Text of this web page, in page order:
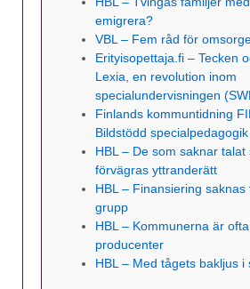
emigrera?
VBL – Fem råd för
Erityisopettaja.fi – Tecken
Lexia, en revolution inom
specialundervisningen
Finlands kommuntidning
Bildstödd
HBL – De som saknar talat
förvägras yttranderätt
HBL – Finansiering saknas
grupp
HBL – Kommunerna är
producenter
HBL – Med tågets bakljus i